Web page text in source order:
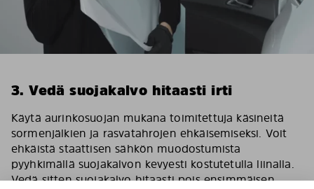
3. Vedä suojakalvo hitaasti irti
Käytä aurinkosuojan mukana toimitettuja käsineitä
sormenjälkien ja rasvatahrojen ehkäisemiseksi. Voit
ehkäistä staattisen sähkön muodostumista
pyyhkimällä suojakalvon kevyesti kostutetulla liinalla.
Vedä sitten suojakalvo hitaasti pois ensimmäisen